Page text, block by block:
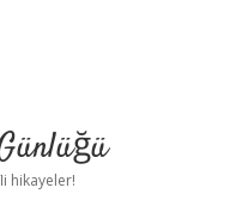
hikayeler!